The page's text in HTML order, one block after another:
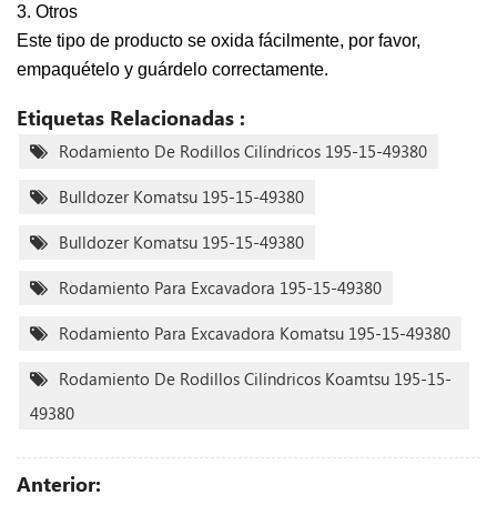
3. Otros
Este tipo de producto se oxida fácilmente, por favor,
empaquételo y guárdelo correctamente.
Etiquetas Relacionadas :
Rodamiento De Rodillos Cilíndricos 195-15-49380
Bulldozer Komatsu 195-15-49380
Bulldozer Komatsu 195-15-49380
Rodamiento Para Excavadora 195-15-49380
Rodamiento Para Excavadora Komatsu 195-15-49380
Rodamiento De Rodillos Cilíndricos Koamtsu 195-15-
49380
Anterior: